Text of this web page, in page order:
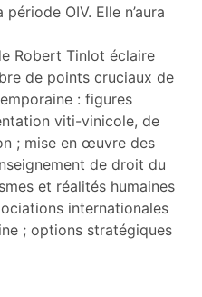
OIV. Elle n’aura
Robert Tinlot éclaire
de points cruciaux de
: figures
viti-vinicole, de
; mise en œuvre des
de droit du
et réalités humaines
internationales
; options stratégiques